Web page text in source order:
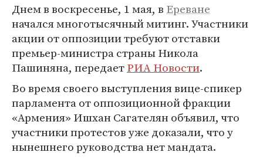
Днем в воскресенье, 1 мая, в Ереване
начался многотысячный митинг. Участники
акции от оппозиции требуют отставки
премьер-министра страны Никола
Пашиняна, передаетРИА Новости.
Во время своего выступления вице-спикер
парламента от оппозиционной фракции
«Армения» Ишхан Сагателян объявил, что
участники протестов уже доказали, что у
нынешнего руководства нет мандата.